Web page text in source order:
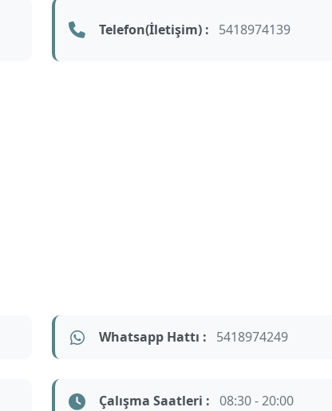
Telefon(İletişim) : 5418974139
Whatsapp Hattı : 5418974249
Çalışma Saatleri : 08:30 - 20:00